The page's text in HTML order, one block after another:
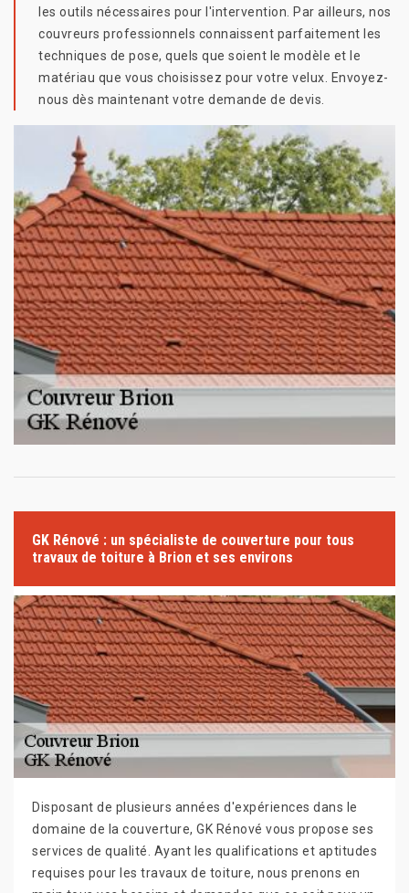
les outils nécessaires pour l'intervention. Par ailleurs, nos
couvreurs professionnels connaissent parfaitement les
techniques de pose, quels que soient le modèle et le
matériau que vous choisissez pour votre velux. Envoyez-
nous dès maintenant votre demande de devis.
GK Rénové : un spécialiste de couverture pour tous
travaux de toiture à Brion et ses environs
Disposant de plusieurs années d'expériences dans le
domaine de la couverture, GK Rénové vous propose ses
services de qualité. Ayant les qualifications et aptitudes
requises pour les travaux de toiture, nous prenons en